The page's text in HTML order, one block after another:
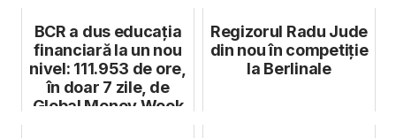
BCR a dus educația
financiară la un nou
nivel: 111.953 de ore,
în doar 7 zile, de
Global Money Week
Regizorul Radu Jude
din nou în competiție
la Berlinale